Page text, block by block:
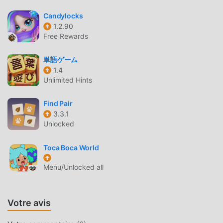
2.1.15. Dans le même temps, moddroid a spécialement
construit une plate-forme pour les amateurs de jeux
educational, vous permettant de communiquer et de
partager avec tous les amateurs de jeux educational du
monde entier, qu'attendez-vous, rejoignez moddroid et
profitez du educational jeu avec tous les partenaires
mondiaux heureux
BEL ÉCRAN
Comme les jeux educational traditionnels, HolzTraining a
personnages de haute qualité font de HolzTraining attiré
de nombreux fans de educational, et comparé aux jeux
educational traditionnels, HolzTraining 2.1.15 a adopté un
l'expérience d'écran du jeu a été grandement améliorée.
Candylocks
1.2.90
Free Rewards
単語ゲーム
1.4
Unlimited Hints
Find Pair
3.3.1
Unlocked
Toca Boca World
Menu/Unlocked all
Votre avis